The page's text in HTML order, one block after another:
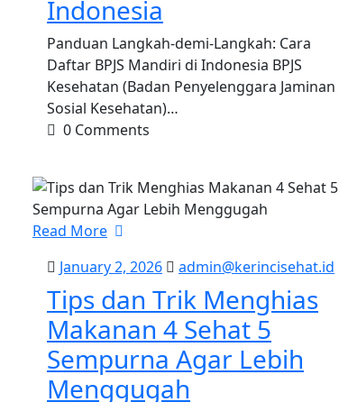
Indonesia
Panduan Langkah-demi-Langkah: Cara
Daftar BPJS Mandiri di Indonesia BPJS
Kesehatan (Badan Penyelenggara Jaminan
Sosial Kesehatan)…
0 Comments
admin@kerincisehat.id
Read More
January 2, 2026January
2,
2026
admin@kerincisehat.id
Tips dan Trik Menghias
Makanan 4 Sehat 5
Sempurna Agar Lebih
Menggugah